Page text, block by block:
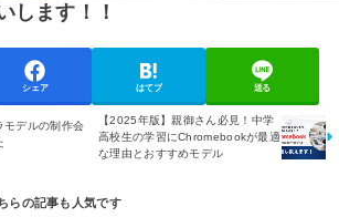
します！！
シェア はてブ 送る
【2025年版】親御さん必見！中学
高校生の学習にChromebookが最適
な理由とおすすめモデル
モデルの制作会